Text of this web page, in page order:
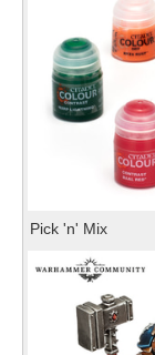
Pick 'n' Mix